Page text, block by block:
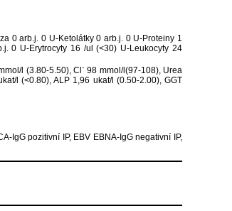
0 arb.j. 0 U-Ketolátky 0 arb.j. 0 U-Proteiny 1
0 U-Erytrocyty 16 /ul (<30) U-Leukocyty 24
l (3.80-5.50), Cl- 98 mmol/l(97-108), Urea
l (<0.80), ALP 1,96 ukat/l (0.50-2.00), GGT
IgG pozitivní IP, EBV EBNA-IgG negativní IP,